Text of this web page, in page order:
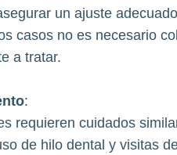
un ajuste
casos no es necesario
a tratar.
:
requieren cuidados
de hilo dental y visitas